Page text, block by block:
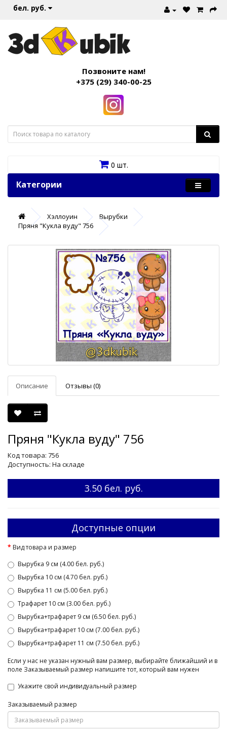
бел. руб.
Позвоните нам!
+375 (29) 340-00-25
0 шт.
Категории
Хэллоуин
Вырубки
Пряня "Кукла вуду" 756
Описание Отзывы (0)
Пряня "Кукла вуду" 756
Код товара: 756
Доступность: На складе
3.50 бел. руб.
Доступные опции
Вид товара и размер
Вырубка 9 см (4.00 бел. руб.)
Вырубка 10 см (4.70 бел. руб.)
Вырубка 11 см (5.00 бел. руб.)
Трафарет 10 см (3.00 бел. руб.)
Вырубка+трафарет 9 см (6.50 бел. руб.)
Вырубка+трафарет 10 см (7.00 бел. руб.)
Вырубка+трафарет 11 см (7.50 бел. руб.)
Если у нас не указан нужный вам размер, выбирайте ближайший и в
поле Заказываемый размер напишите тот, который вам нужен
Укажите свой индивидуальный размер
Заказываемый размер